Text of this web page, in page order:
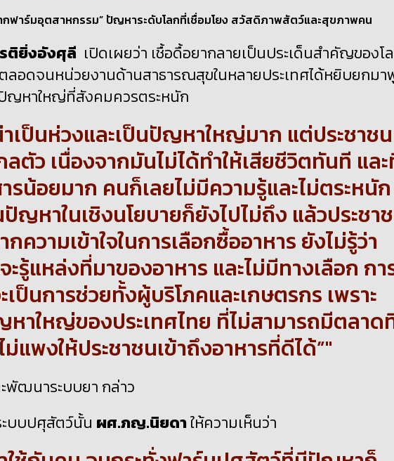
ติยิ่งอังศุลี เปิดเผยว่า เชื้อดื้อยากลายเป็นประเด็นสำคัญของโ
ลอดจนหน่วยงานด้านสาธารณสุขในหลายประเทศได้หยิบยกม
ญหาใหญ่ที่สังคมควรตระหนัก
าเป็นห่วงและเป็นปัญหาใหญ่มาก แต่ประชาชน
ลตัว เนื่องจากมันไม่ได้ทำให้เสียชีวิตทันที แล
น้อยมาก คนก็เลยไม่มีความรู้และไม่ตระหนัก
ญหาในเชิงนโยบายก็ยังไปไม่ถึง แล้วประชา
ความเข้าใจในการเลือกซื้ออาหาร ยังไม่รู้ว่า
ะรู้แหล่งที่มาของอาหาร และไม่มีทางเลือก กา
ป็นการช่วยทั้งผู้บริโภคและเกษตรกร เพราะ
าใหญ่ของประเทศไทย ที่ไม่สามารถมีตลาด
แพงให้ประชาชนเข้าถึงอาหารที่ดีได้”
พัฒนาระบบยา กล่าว
ะบบปศุสัตว์นั้น ผศ.ภญ.นิยดาให้ความเห็นว่า